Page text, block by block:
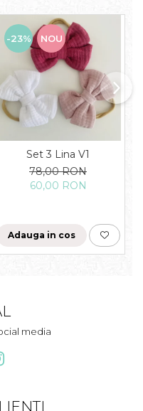
-23% NOU
Set 3 Lina V1
78,00 RON
60,00 RON
Adauga in cos
media